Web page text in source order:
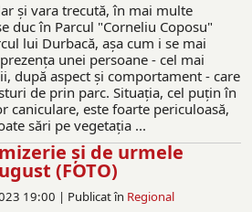
şi vara trecută, în mai multe
duc în Parcul "Corneliu Coposu"
lui Durbacă, aşa cum i se mai
unei persoane - cel mai
după aspect şi comportament - care
de prin parc. Situaţia, cel puţin în
caniculare, este foarte periculoasă,
sări pe vegetaţia ...
și de urmele
(FOTO)
19:00 | Publicat în Regional